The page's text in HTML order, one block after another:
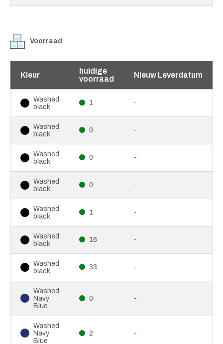
Voorraad
Kleur
huidige
voorraad
Nieuw Leverdatum
Washed
black
1 -
Washed
black
0 -
Washed
black
0 -
Washed
black
0 -
Washed
black
1 -
Washed
black
16 -
Washed
black
33 -
Washed
Navy
Blue
0 -
Washed
Navy
Blue
2 -